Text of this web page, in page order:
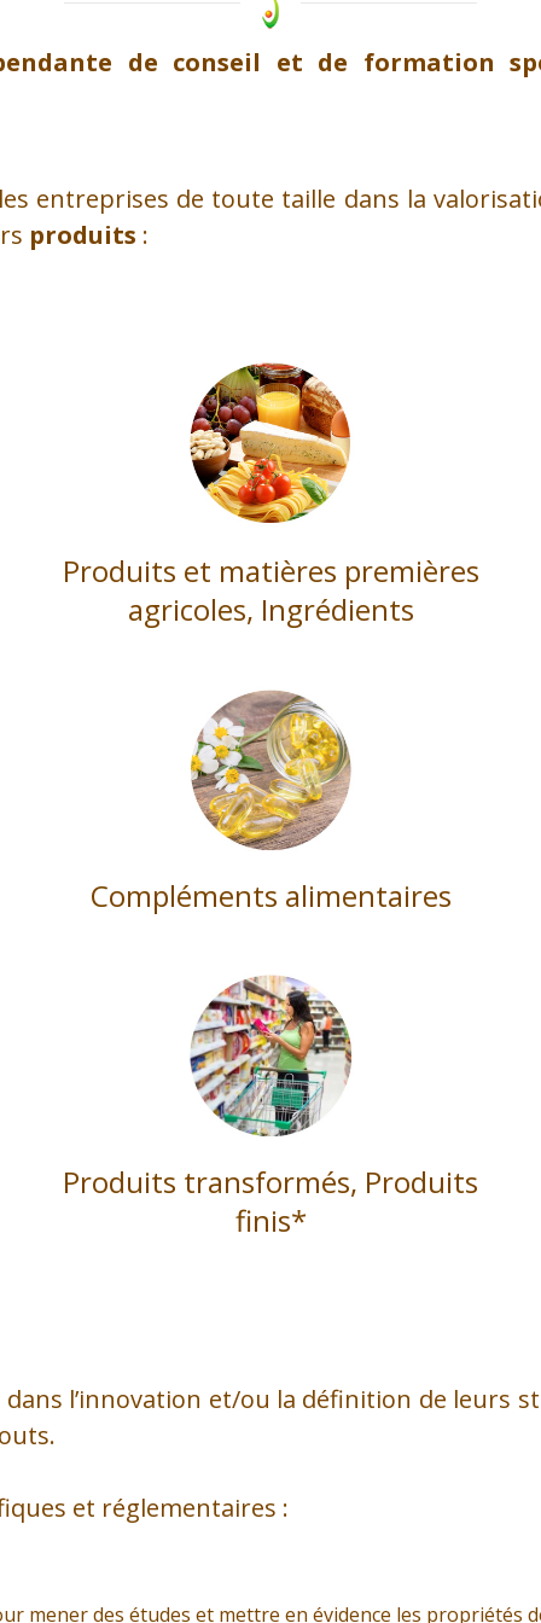
de conseil et de formation
entreprises de toute taille dans la
produits :
Produits et matières premières
agricoles, Ingrédients
Compléments alimentaires
Produits transformés, Produits
finis*
l’innovation et/ou la définition de
et réglementaires :
mener des études et mettre en évidence les propriétés